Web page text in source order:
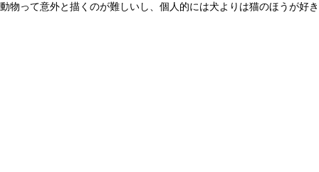
動物って意外と描くのが難しいし、個人的には犬よりは猫のほうが好